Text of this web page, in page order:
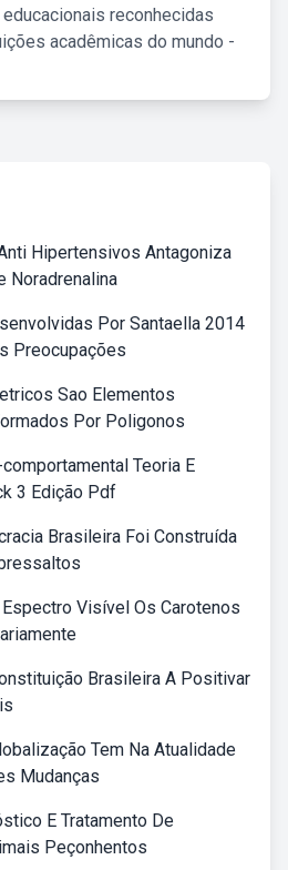
reconhecidas
acadêmicas do mundo -
Hipertensivos Antagoniza
Noradrenalina
Por Santaella 2014
Preocupações
Sao Elementos
Por Poligonos
Teoria E
3 Edição Pdf
Brasileira Foi Construída
Espectro Visível Os Carotenos
Brasileira A Positivar
Tem Na Atualidade
Mudanças
E Tratamento De
Peçonhentos